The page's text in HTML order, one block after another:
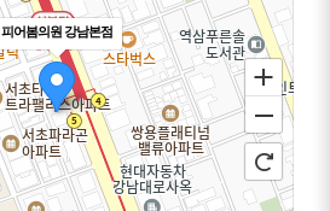
피어봄의원 강남본점